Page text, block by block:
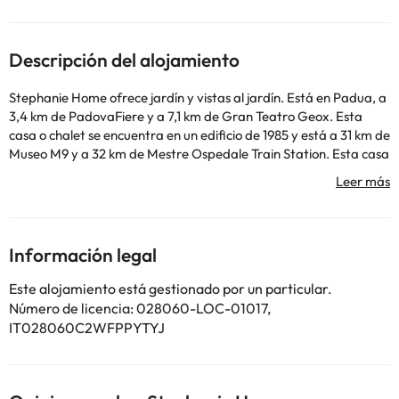
Descripción del alojamiento
Stephanie Home ofrece jardín y vistas al jardín. Está en Padua, a
3,4 km de PadovaFiere y a 7,1 km de Gran Teatro Geox. Esta
casa o chalet se encuentra en un edificio de 1985 y está a 31 km de
Museo M9 y a 32 km de Mestre Ospedale Train Station. Esta casa
o chalet con aire acondicionado consta de 1 dormitorio, una sala
suplemento. Estación de tren Venecia Santa Lucia está a 37 km
del alojamiento, y Basílica dei Frari está a 37 km. El aeropuerto
más cercano (Aeropuerto de Venecia - Marco Polo) está a 39 km.
Informa a Stephanie Home con antelación de tu hora prevista de
llegada. Para ello, puedes utilizar el apartado de peticiones
Información legal
Este alojamiento está gestionado por un particular.
Número de licencia: 028060-LOC-01017,
IT028060C2WFPPYTYJ